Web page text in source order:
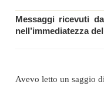
Messaggi ricevuti
nell’immediatezza
Avevo letto un saggio